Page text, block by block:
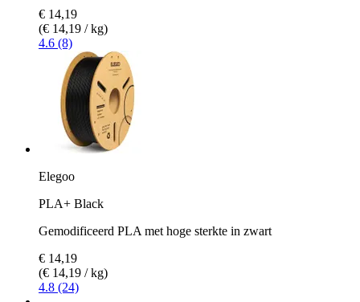
€ 14,19
(€ 14,19 / kg)
4.6 (8)
Elegoo
PLA+ Black
Gemodificeerd PLA met hoge sterkte in zwart
€ 14,19
(€ 14,19 / kg)
4.8 (24)